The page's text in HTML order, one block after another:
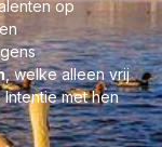
op de
ziekte van Crohn
kan
ondersteunen en
calciet stimuleert
op
, welke alleen vrij
met hen